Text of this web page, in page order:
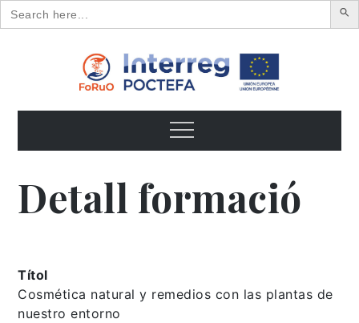
Search
for:
FoRuO
frutos
Menu
Detall formació
Títol
Cosmética natural y remedios con las plantas de
nuestro entorno